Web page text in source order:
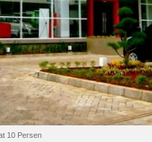
10 Persen